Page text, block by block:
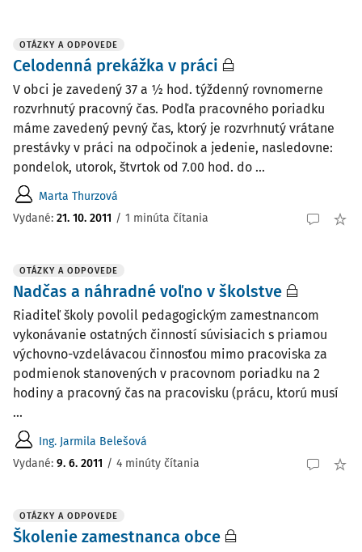
OTÁZKY A ODPOVEDE
Celodenná prekážka v práci
V obci je zavedený 37 a ½ hod. týždenný rovnomerne
rozvrhnutý pracovný čas. Podľa pracovného poriadku
máme zavedený pevný čas, ktorý je rozvrhnutý vrátane
prestávky v práci na odpočinok a jedenie, nasledovne:
pondelok, utorok, štvrtok od 7.00 hod. do ...
Marta Thurzová
Vydané: 21. 10. 2011 / 1 minúta čítania
OTÁZKY A ODPOVEDE
Nadčas a náhradné voľno v školstve
Riaditeľ školy povolil pedagogickým zamestnancom
vykonávanie ostatných činností súvisiacich s priamou
výchovno-vzdelávacou činnosťou mimo pracoviska za
podmienok stanovených v pracovnom poriadku na 2
hodiny a pracovný čas na pracovisku (prácu, ktorú musí
...
Ing. Jarmila Belešová
Vydané: 9. 6. 2011 / 4 minúty čítania
OTÁZKY A ODPOVEDE
Školenie zamestnanca obce